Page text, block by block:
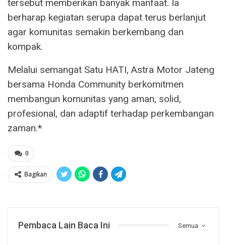
tersebut memberikan banyak manfaat. Ia
berharap kegiatan serupa dapat terus berlanjut
agar komunitas semakin berkembang dan
kompak.
Melalui semangat Satu HATI, Astra Motor Jateng
bersama Honda Community berkomitmen
membangun komunitas yang aman, solid,
profesional, dan adaptif terhadap perkembangan
zaman.*
0
Bagikan
Semua
Pembaca Lain Baca Ini